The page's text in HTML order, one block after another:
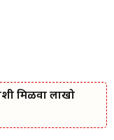
मिळवा लाखो